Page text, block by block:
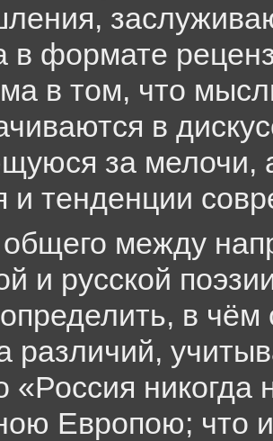
в формате
в том, что
в
за мелочи,
и тенденции
между
и русской
в
различий,
«Россия никогда
Европою; что